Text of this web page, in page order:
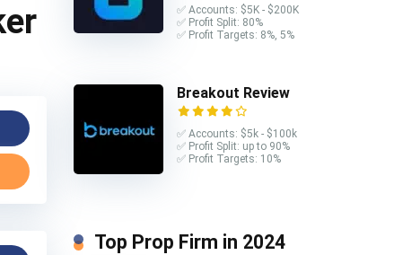
✅ Accounts: $5K - $200K
✅ Profit Split: 80%
✅ Profit Targets: 8%, 5%
Breakout Review
✅ Accounts: $5k - $100k
✅ Profit Split: up to 90%
✅ Profit Targets: 10%
Top Prop Firm in 2024